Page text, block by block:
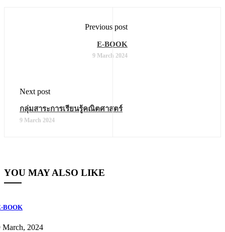
Previous post
E-BOOK
9 March 2024
Next post
กลุ่มสาระการเรียนรู้คณิตศาสตร์
9 March 2024
YOU MAY ALSO LIKE
BOOK
March, 2024